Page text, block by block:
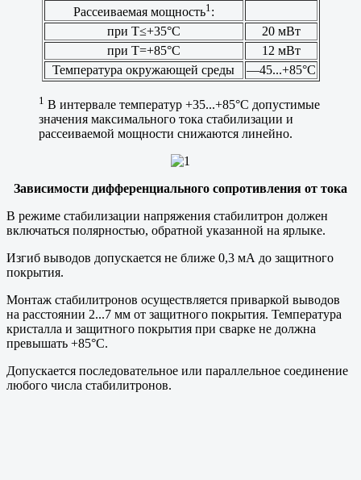
Рассеиваемая мощность1 :
при Т≤+35°С
20 мВт
при Т=+85°С
12 мВт
Температура окружающей среды
—45...+85°С
1 В интервале температур +35...+85°С допустимые
значения максимального тока стабилизации и
рассеиваемой мощности снижаются линейно.
Зависимости дифференциального сопротивления от тока
В режиме стабилизации напряжения стабилитрон должен
включаться полярностью, обратной указанной на ярлыке.
Изгиб выводов допускается не ближе 0,3 мА до защитного
покрытия.
Монтаж стабилитронов осуществляется приваркой выводов
на расстоянии 2...7 мм от защитного покрытия. Температура
кристалла и защитного покрытия при сварке не должна
превышать +85°С.
Допускается последовательное или параллельное соединение
любого числа стабилитронов.